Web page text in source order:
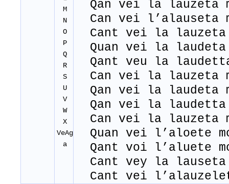
M
N
O
P
Q
R
S
U
V
W
X
VeAg
a
Qan vei la lauzeta
Can vei l’alauseta
Cant vei la lauzeta
Quan vei la laudeta
Qant veu la
Can vei la lauzeta
Qan vei la laudeta
Qan vei la laudetta
Can vei la lauzeta
Quan vei l’aloete
Qant voi l’aluete
Cant vey la lauseta
Cant vei